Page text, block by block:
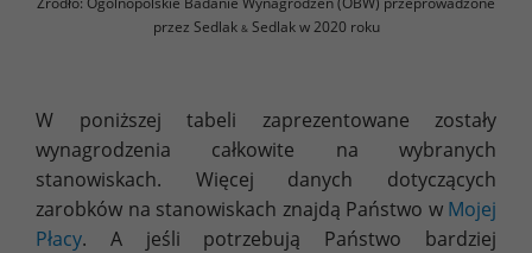
przez Sedlak &Sedlak w 2020 roku
W poniższej tabeli zaprezentowane zostały
wynagrodzenia całkowite na wybranych
stanowiskach. Więcej danych dotyczących
zarobków na stanowiskach znajdą Państwo w Mojej
Płacy. A jeśli potrzebują Państwo bardziej